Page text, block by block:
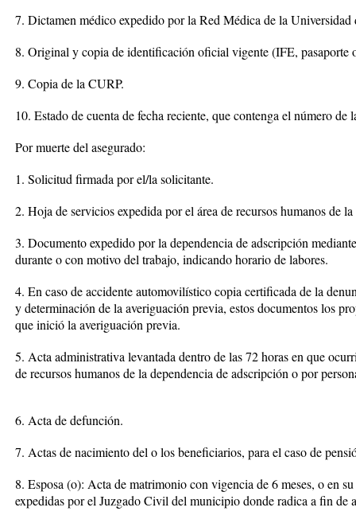
7. Dictamen médico expedido por la Red Médica de la
8. Original y copia de identificación oficial vigente (IFE, pasaporte
9. Copia de la CURP.
10. Estado de cuenta de fecha reciente, que contenga el número de
Por muerte del asegurado:
1. Solicitud firmada por el/la solicitante.
2. Hoja de servicios expedida por el área de recursos humanos de
3. Documento expedido por la dependencia de adscripción
durante o con motivo del trabajo, indicando horario de labores.
4. En caso de accidente automovilístico copia certificada de la
y determinación de la averiguación previa, estos documentos los
que inició la averiguación previa.
5. Acta administrativa levantada dentro de las 72 horas en que
de recursos humanos de la dependencia de adscripción o por
6. Acta de defunción.
7. Actas de nacimiento del o los beneficiarios, para el caso de
8. Esposa (o): Acta de matrimonio con vigencia de 6 meses, o en
expedidas por el Juzgado Civil del municipio donde radica a fin de